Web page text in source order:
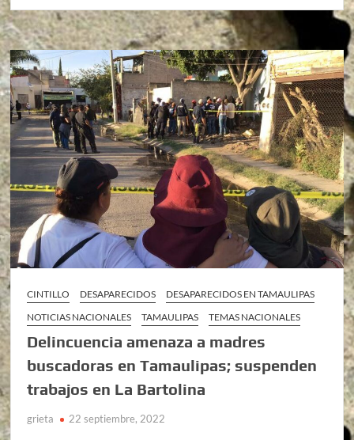
CINTILLO DESAPARECIDOS
DESAPARECIDOS EN TAMAULIPAS
NOTICIAS NACIONALES
TAMAULIPAS TEMAS NACIONALES
Delincuencia amenaza a madres
buscadoras en Tamaulipas; suspenden
trabajos en La Bartolina
grieta 22 septiembre, 2022